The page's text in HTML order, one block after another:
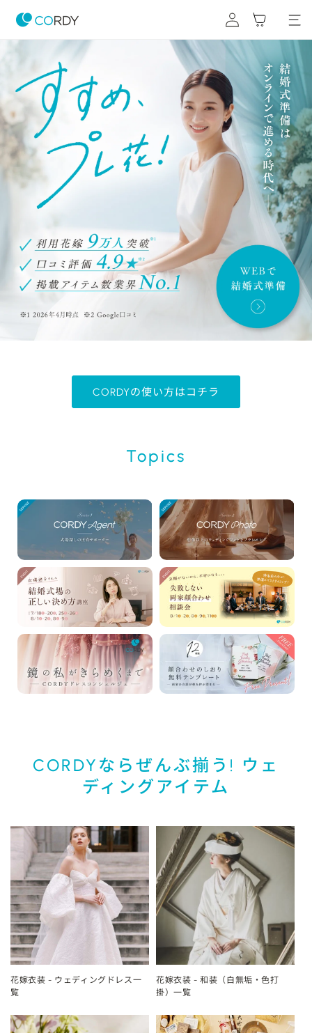
ンツに
進む
イ
ン
ー
CORDYの使い方はコチラ
Topics
CORDYならぜんぶ揃う! ウェ
ディングアイテム
花嫁衣装 - ウェディングドレス一
覧
花嫁衣装 - 和装（白無垢・色打
掛）一覧